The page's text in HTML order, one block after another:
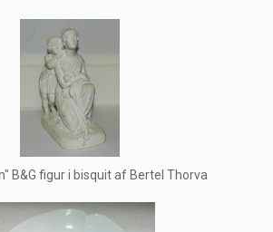
B&G figur i bisquit af Bertel Thorva